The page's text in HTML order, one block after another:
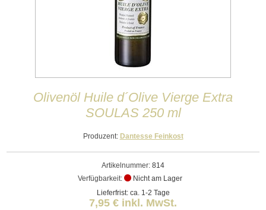
Olivenöl Huile d´Olive Vierge Extra
SOULAS 250 ml
Produzent: Dantesse Feinkost
Artikelnummer: 814
Verfügbarkeit:
Nicht am Lager
Lieferfrist: ca. 1-2 Tage
7,95 € inkl. MwSt.